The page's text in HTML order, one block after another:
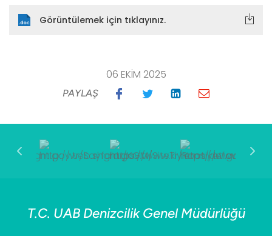
Görüntülemek için tıklayınız.
06 EKIM 2025
PAYLAŞ
T.C. UAB Denizcilik Genel Müdürlüğü